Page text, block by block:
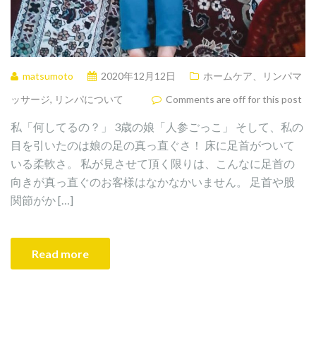
matsumoto 2020年12月12日
ホームケア、リンパマ
ッサージ, リンパについて Comments are off for this post
私「何してるの？」 3歳の娘「人参ごっこ」 そして、私の
目を引いたのは娘の足の真っ直ぐさ！ 床に足首がついて
いる柔軟さ。 私が見させて頂く限りは、こんなに足首の
向きが真っ直ぐのお客様はなかなかいません。 足首や股
関節がか […]
Read more